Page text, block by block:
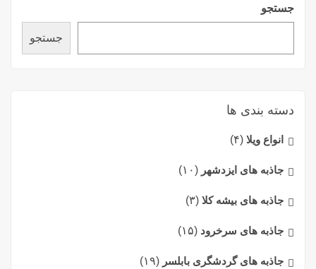
جستجو
جستجو
دسته بندی ها
انواع ویلا (۴)
جاذبه های ایزدشهر (۱۰)
جاذبه های بیشه کلا (۳)
جاذبه های سرخرود (۱۵)
جاذبه های گردشگری بابلسر (۱۹)